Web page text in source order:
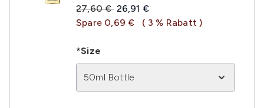
Unverbindliche Preisempfehlung:
27,60 € Aktueller Preis:
26,91 €
Spare 0,69 €
( 3 % Rabatt )
*Size
50ml Bottle